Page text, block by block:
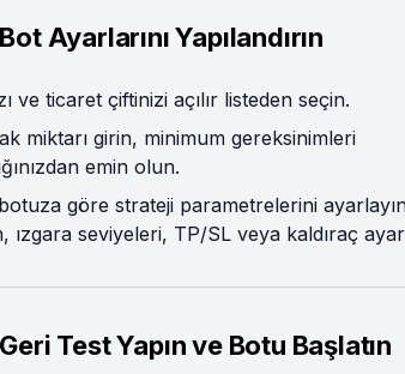
Ayarlarını Yapılandırın
ve ticaret çiftinizi açılır listeden seçin.
miktarı girin, minimum gereksinimleri
emin olun.
göre strateji parametrelerini
ızgara seviyeleri, TP/SL veya kaldıraç
Test Yapın ve Botu Başlatın